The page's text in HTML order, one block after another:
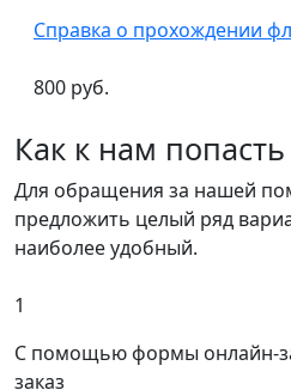
Справка о прохождении
800 руб.
Как к нам попасть
Для обращения за нашей
предложить целый ряд
наиболее удобный.
1
С помощью формы онлайн-
заказ